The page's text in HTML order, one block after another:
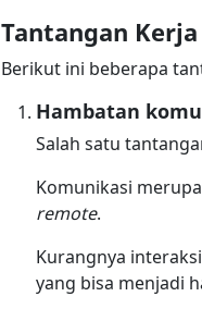
Tantangan
Berikut ini beberapa
Hambatan
Salah satu
Komunikasi
remote.
Kurangnya
yang bisa menjadi